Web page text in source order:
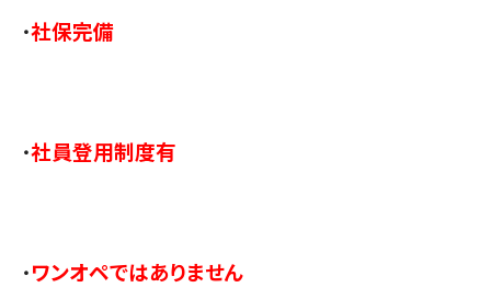
・社保完備
・社員登用制度有
・ワンオペではありません